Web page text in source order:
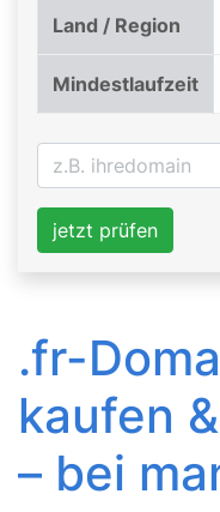
Land / Region
Mindestlaufzeit
jetzt prüfen
.fr-
kaufen
– bei